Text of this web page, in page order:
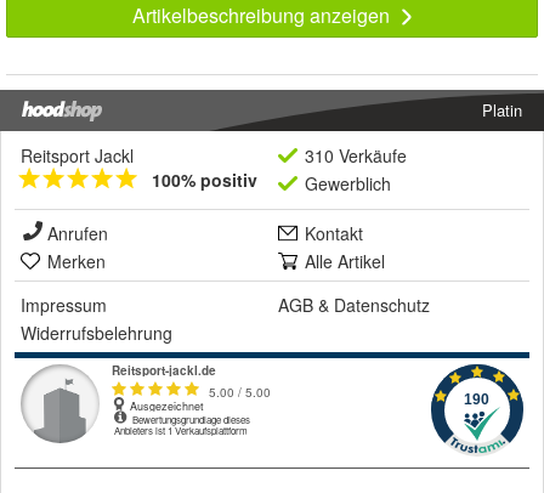
Artikelbeschreibung anzeigen
Platin
Reitsport Jackl
100% positiv
310 Verkäufe
Gewerblich
Anrufen
Kontakt
Merken
Alle Artikel
Impressum
AGB & Datenschutz
Widerrufsbelehrung